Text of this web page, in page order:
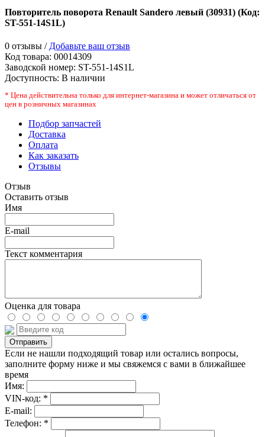
Повторитель поворота Renault Sandero левый (30931) (Код:
ST-551-14S1L)
0 отзывы / Добавьте ваш отзыв
Код товара: 00014309
Заводской номер: ST-551-14S1L
Доступность: В наличии
* Цена действительна только для интернет-магазина и может отличаться от
цен в розничных магазинах
Подбор запчастей
Доставка
Оплата
Как заказать
Отзывы
Отзыв
Оставить отзыв
Имя
E-mail
Текст комментария
Оценка для товара
Если не нашли подходящий товар или остались вопросы,
заполните форму ниже и мы свяжемся с вами в ближайшее
время
Имя:
VIN-код: *
E-mail:
Телефон: *